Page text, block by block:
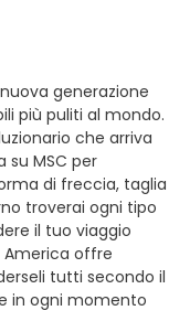
generazione
più puliti al mondo.
che arriva
su MSC per
di freccia, taglia
troverai ogni tipo
il tuo viaggio
America offre
tutti secondo il
in ogni momento
Barefoot Cay
di Helene •
Resort. • Est, se
orientale
molti locali e
uno che deve
Beach Adventure
Beach. Anche qui
ed è un posto
dallo snorkeling /
alcune altre
Marble Hill